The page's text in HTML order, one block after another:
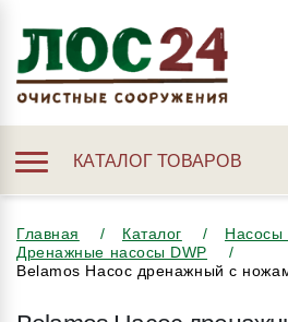
КАТАЛОГ ТОВАРОВ
Главная Каталог
Насосы
Дренажные насосы DWP
Belamos Насос дренажный с